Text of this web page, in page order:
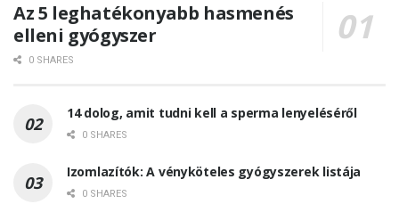
Az 5 leghatékonyabb hasmenés
elleni gyógyszer
0 SHARES
14 dolog, amit tudni kell a sperma lenyeléséről
0 SHARES
Izomlazítók: A vényköteles gyógyszerek listája
0 SHARES